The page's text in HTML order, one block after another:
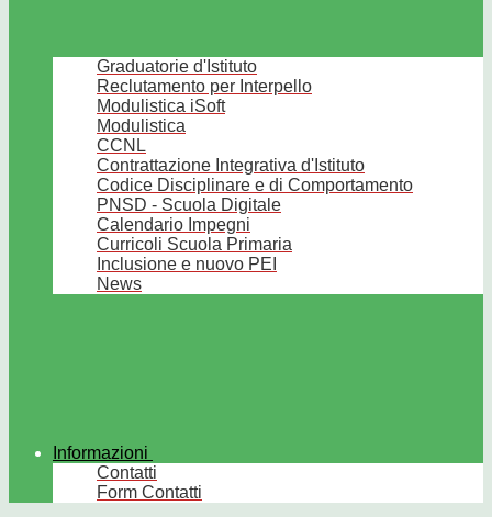
Graduatorie d'Istituto
Reclutamento per Interpello
Modulistica iSoft
Modulistica
CCNL
Contrattazione Integrativa d'Istituto
Codice Disciplinare e di Comportamento
PNSD - Scuola Digitale
Calendario Impegni
Curricoli Scuola Primaria
Inclusione e nuovo PEI
News
Informazioni
Contatti
Form Contatti